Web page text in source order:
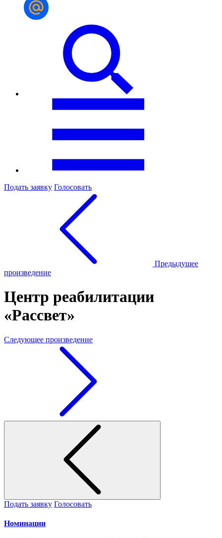
Подать заявку Голосовать
Предыдущее
произведение
Центр реабилитации
«Рассвет»
Следующее произведение
Подать заявку Голосовать
Номинации